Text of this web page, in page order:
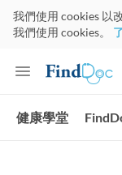
我們使用 cookies 以
我們使用 cookies。
健康學堂